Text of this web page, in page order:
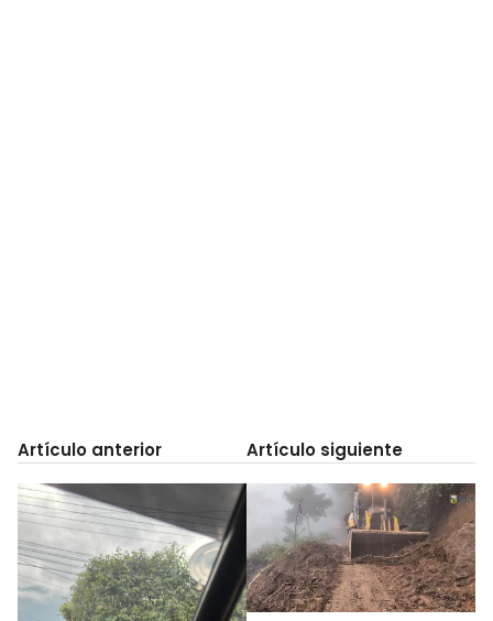
Artículo anterior Artículo siguiente